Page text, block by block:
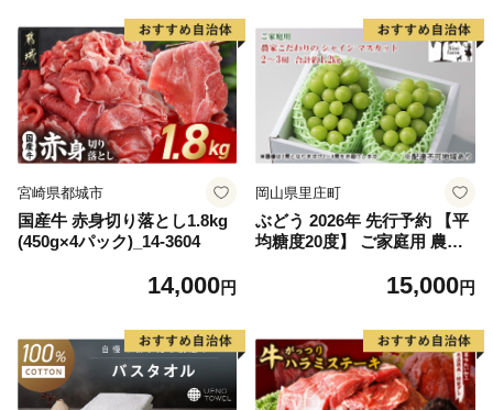
宮崎県都城市
国産牛 赤身切り落とし1.8kg
(450g×4パック)_14-3604
14,000円
岡山県里庄町
ぶどう 2026年 先行予約 【平
均糖度20度】 ご家庭用 農家
ット 2～3房 合計約1.2kg ブ
直送 】
15,000円